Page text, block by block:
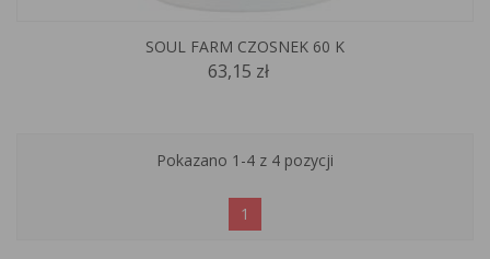
SOUL FARM CZOSNEK 60 K
63,15 zł
Pokazano 1-4 z 4 pozycji
1